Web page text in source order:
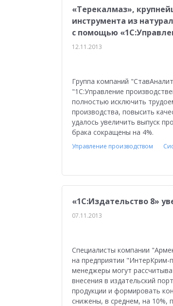
«Терекалмаз»,
инструмента из
с помощью
12.11.2013
Группа компаний
"1С:Управление
полностью исключить
производства, повысить
удалось увеличить выпуск
брака сокращены на 4%.
Управление производством
«1С:Издательство 8»
07.11.2013
Специалисты компании
на предприятии "ИнтерКрим-
менеджеры могут
внесения в издательский
продукции и формировать
снижены, в среднем, на 10%,